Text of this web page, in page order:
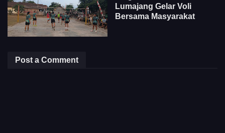
Lumajang Gelar Voli
Bersama Masyarakat
Post a Comment